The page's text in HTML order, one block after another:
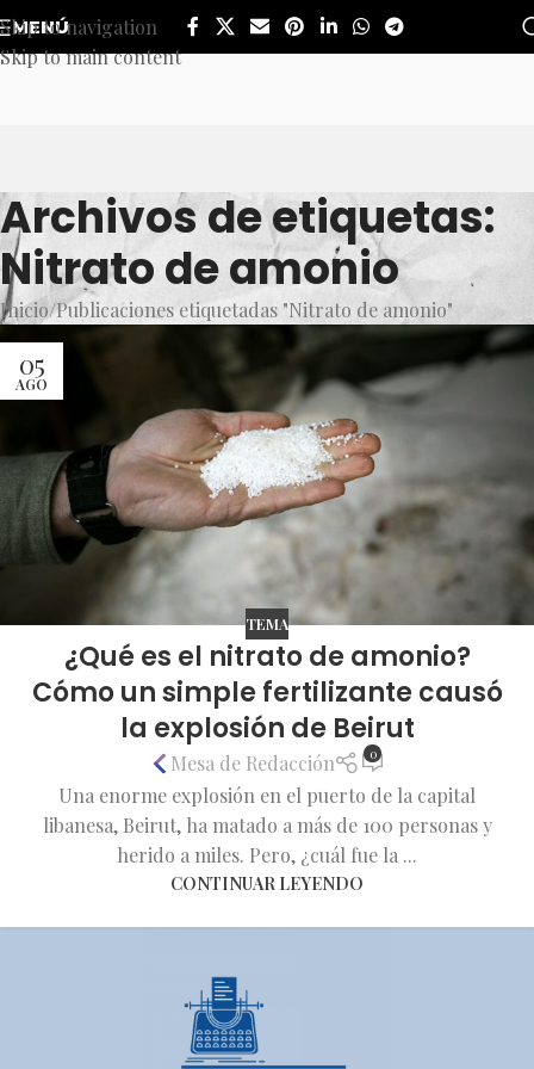
Skip to navigation
Skip to main content
MENÚ
Archivos de etiquetas:
Nitrato de amonio
Inicio Publicaciones etiquetadas "Nitrato de amonio"
05
AGO
TEMA
¿Qué es el nitrato de amonio?
Cómo un simple fertilizante causó
la explosión de Beirut
Mesa de Redacción 0
Una enorme explosión en el puerto de la capital
libanesa, Beirut, ha matado a más de 100 personas y
herido a miles. Pero, ¿cuál fue la ...
CONTINUAR LEYENDO